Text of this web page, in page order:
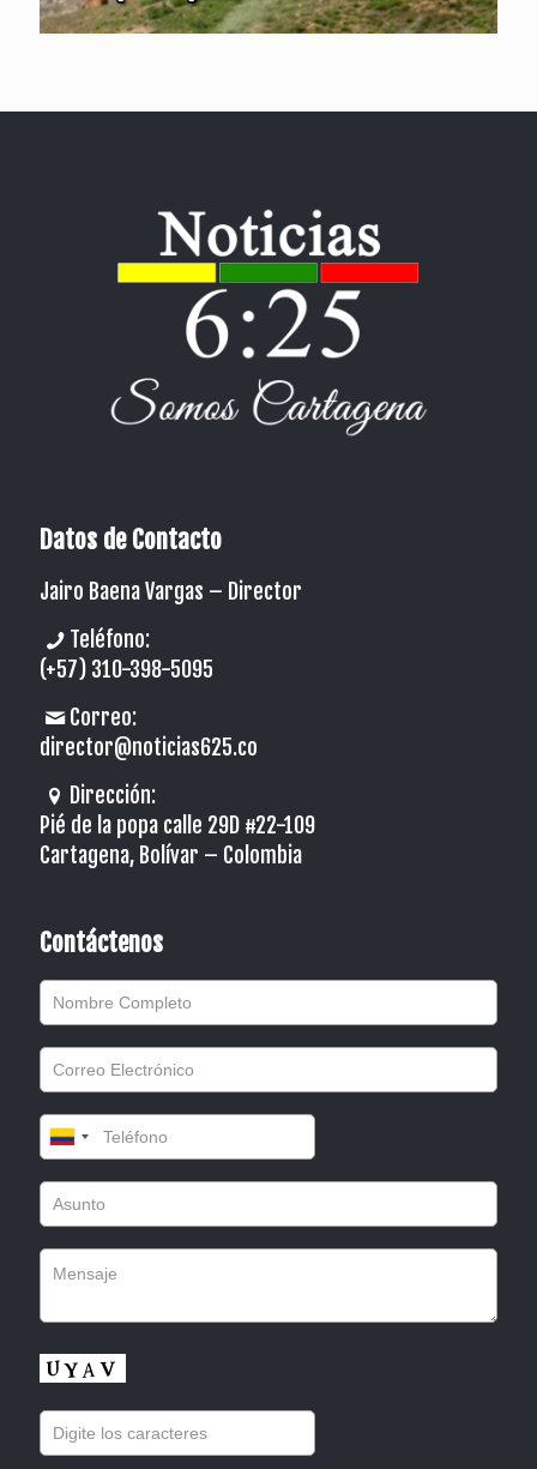
Datos de Contacto
Jairo Baena Vargas – Director
Teléfono:
(+57) 310-398-5095
Correo:
director@noticias625.co
Dirección:
Pié de la popa calle 29D #22-109
Cartagena, Bolívar – Colombia
Contáctenos